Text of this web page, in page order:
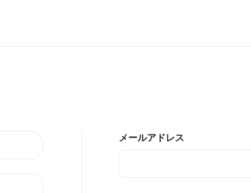
メールアドレス